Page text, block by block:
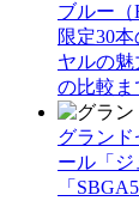
ブルー（
限定30
ヤルの
の比較ま
グラン
ール「
「